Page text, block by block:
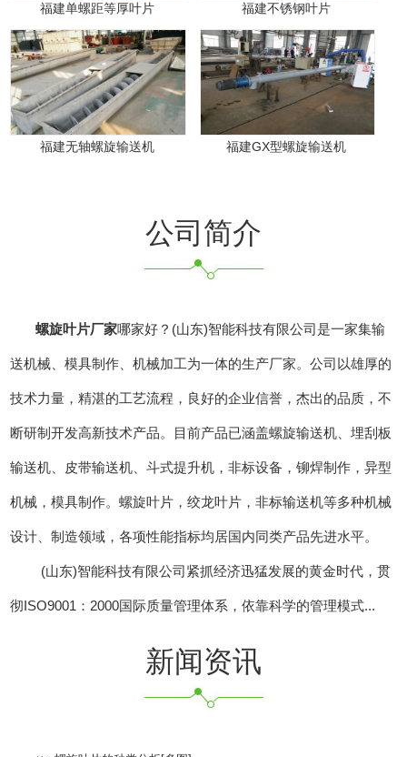
福建单螺距等厚叶片 福建不锈钢叶片
福建无轴螺旋输送机 福建GX型螺旋输送机
公司简介
螺旋叶片厂家哪家好？(山东)智能科技有限公司是一家集输
送机械、模具制作、机械加工为一体的生产厂家。公司以雄厚的
技术力量，精湛的工艺流程，良好的企业信誉，杰出的品质，不
断研制开发高新技术产品。目前产品已涵盖螺旋输送机、埋刮板
输送机、皮带输送机、斗式提升机，非标设备，铆焊制作，异型
机械，模具制作。螺旋叶片，绞龙叶片，非标输送机等多种机械
设计、制造领域，各项性能指标均居国内同类产品先进水平。
(山东)智能科技有限公司紧抓经济迅猛发展的黄金时代，贯
彻ISO9001：2000国际质量管理体系，依靠科学的管理模式...
新闻资讯